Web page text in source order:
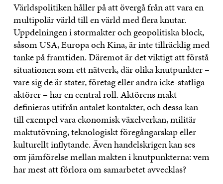
Världspolitiken håller på att övergå från att vara en
multipolär värld till en värld med flera knutar.
Uppdelningen i stormakter och geopolitiska block,
såsom USA, Europa och Kina, är inte tillräcklig med
tanke på framtiden. Däremot är det viktigt att förstå
situationen som ett nätverk, där olika knutpunkter –
vare sig de är stater, företag eller andra icke-statliga
aktörer – har en central roll. Aktörens makt
definieras utifrån antalet kontakter, och dessa kan
till exempel vara ekonomisk växelverkan, militär
maktutövning, teknologiskt föregångarskap eller
kulturellt inflytande. Även handelskrigen kan ses
omjämförelse mellan makten i knutpunkterna: vem
har mest att förlora om samarbetet avvecklas?